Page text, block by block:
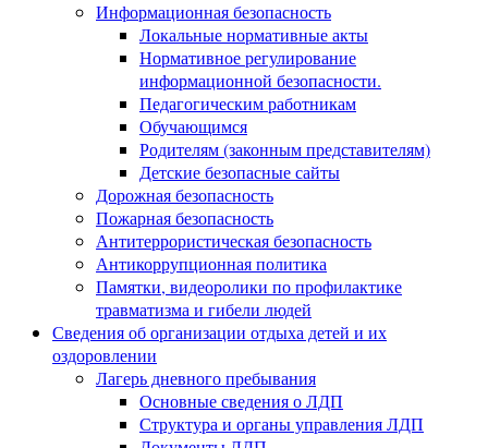
Информационная безопасность
Локальные нормативные акты
Нормативное регулирование
информационной безопасности.
Педагогическим работникам
Обучающимся
Родителям (законным представителям)
Детские безопасные сайты
Дорожная безопасность
Пожарная безопасность
Антитеррористическая безопасность
Антикоррупционная политика
Памятки, видеоролики по профилактике
травматизма и гибели людей
Сведения об организации отдыха детей и их
оздоровлении
Лагерь дневного пребывания
Основные сведения о ЛДП
Структура и органы управления ЛДП